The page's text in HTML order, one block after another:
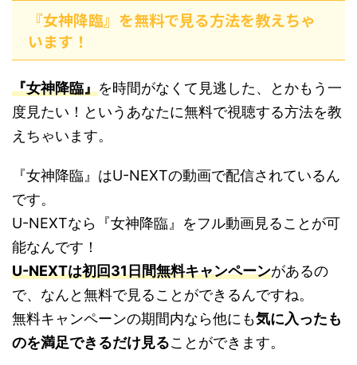
『女神降臨』を無料で見る方法を教えちゃ
います！
『女神降臨』を時間がなくて見逃した、とかもう一
度見たい！というあなたに無料で視聴する方法を教
えちゃいます。
『女神降臨』はU-NEXTの動画で配信されているん
です。
U-NEXTなら『女神降臨』をフル動画見ることが可
能なんです！
U-NEXTは初回31日間無料キャンペーンがあるの
で、なんと無料で見ることができるんですね。
無料キャンペーンの期間内なら他にも気に入ったも
のを満足できるだけ見ることができます。